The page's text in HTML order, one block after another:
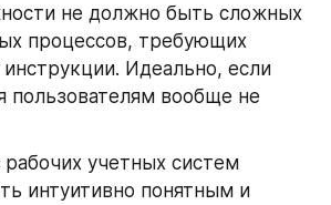
не должно быть сложных
процессов, требующих
Идеально, если
пользователям вообще не
учетных систем
интуитивно понятным и